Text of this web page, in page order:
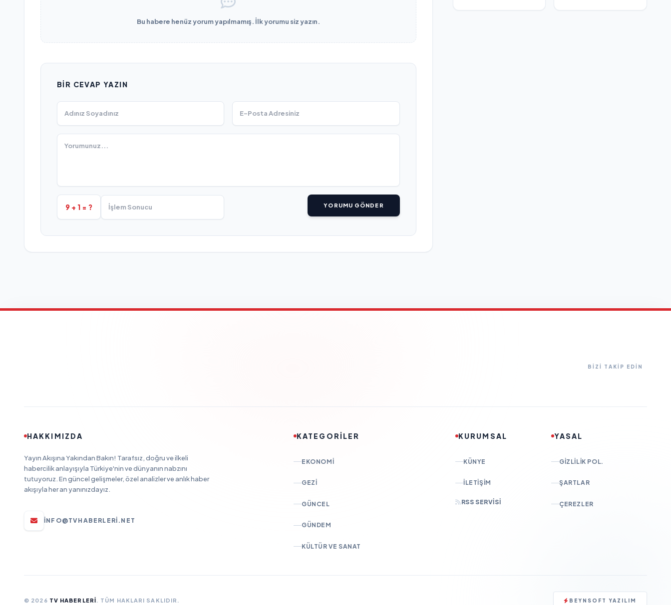
Bu habere henüz yorum yapılmamış. İlk yorumu siz yazın.
BIR CEVAP YAZIN
9 + 1 = ? YORUMU GÖNDER
BİZİ TAKİP EDİN
HAKKIMIZDA
Yayın Akışına Yakından Bakın! Tarafsız, doğru ve ilkeli
habercilik anlayışıyla Türkiye'nin ve dünyanın nabzını
tutuyoruz. En güncel gelişmeler, özel analizler ve anlık haber
akışıyla her an yanınızdayız.
INFO@TVHABERLERI.NET
KATEGORİLER
EKONOMI
GEZI
GÜNCEL
GÜNDEM
KÜLTÜR VE SANAT
KURUMSAL
KÜNYE
İLETIŞIM
RSS SERVISI
YASAL
GIZLILIK POL.
ŞARTLAR
ÇEREZLER
© 2026 TV HABERLERI. TÜM HAKLARI SAKLIDIR. BEYNSOFT YAZILIM